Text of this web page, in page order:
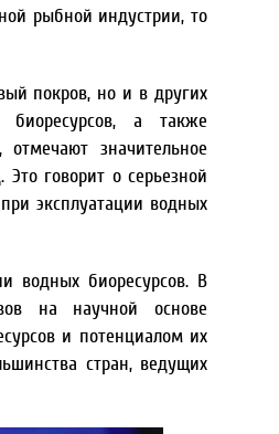
рыбной индустрии, то
покров, но и в других
а также
значительное
говорит о серьезной
эксплуатации водных
водных биоресурсов. В
на научной основе
и потенциалом их
стран, ведущих